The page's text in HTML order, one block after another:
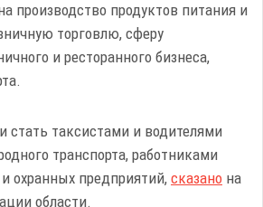
производство продуктов питания и
торговлю, сферу
и ресторанного бизнеса,
стать таксистами и водителями
транспорта, работниками
охранных предприятий, сказано на
области.